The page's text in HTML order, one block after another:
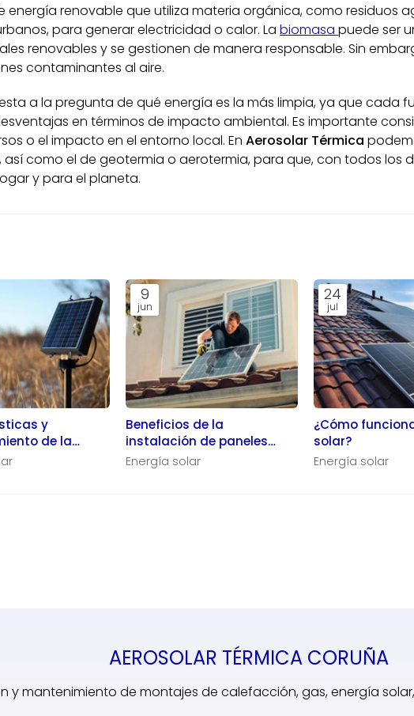
energía renovable que utiliza materia orgánica, como residuos
para generar electricidad o calor. Labiomasapuede ser
renovables y se gestionen de manera responsable. Sin
contaminantes al aire.
a la pregunta de qué energía es la más limpia, ya que cada
en términos de impacto ambiental. Es importante
o el impacto en el entorno local. EnAerosolar Térmica
como el de geotermia o aerotermia, para que, con todos los
y para el planeta.
y
de la
9
jun
Beneficios de la
instalación de paneles
solares en mi hogar
Energía solar
24
jul
¿Cómo
solar?
Energía solar
AEROSOLAR TÉRMICA CORUÑA
y mantenimiento de montajes de calefacción, gas, energía